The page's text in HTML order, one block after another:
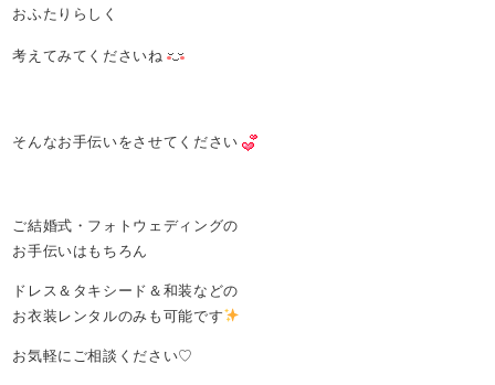
おふたりらしく
考えてみてくださいね
そんなお手伝いをさせてください
ご結婚式・フォトウェディングの
お手伝いはもちろん
ドレス＆タキシード＆和装などの
お衣装レンタルのみも可能です
お気軽にご相談ください♡